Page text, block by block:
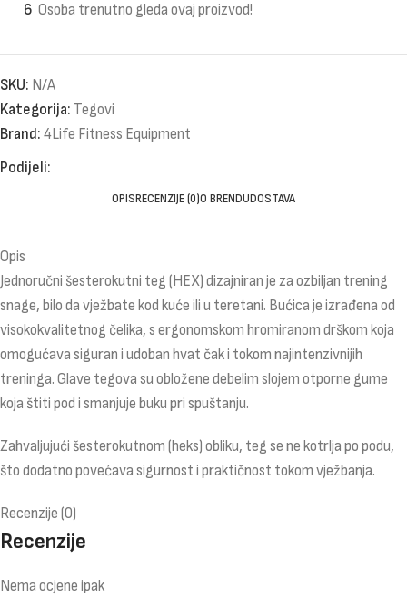
6 Osoba trenutno gleda ovaj proizvod!
SKU: N/A
Kategorija: Tegovi
Brand: 4Life Fitness Equipment
Podijeli:
OPISRECENZIJE (0)O BRENDUDOSTAVA
Opis
Jednoručni šesterokutni teg (HEX) dizajniran je za ozbiljan trening
snage, bilo da vježbate kod kuće ili u teretani. Bućica je izrađena od
visokokvalitetnog čelika, s ergonomskom hromiranom drškom koja
omogućava siguran i udoban hvat čak i tokom najintenzivnijih
treninga. Glave tegova su obložene debelim slojem otporne gume
koja štiti pod i smanjuje buku pri spuštanju.
Zahvaljujući šesterokutnom (heks) obliku, teg se ne kotrlja po podu,
što dodatno povećava sigurnost i praktičnost tokom vježbanja.
Recenzije (0)
Recenzije
Nema ocjene ipak